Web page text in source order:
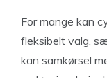
For mange kan
fleksibelt valg,
kan samkørsel